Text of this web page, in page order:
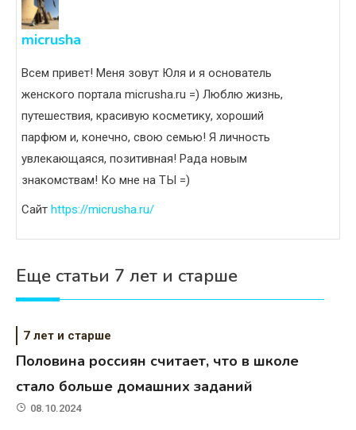
micrusha
Всем привет! Меня зовут Юля и я основатель
женского портала micrusha.ru =) Люблю жизнь,
путешествия, красивую косметику, хороший
парфюм и, конечно, свою семью! Я личность
увлекающаяся, позитивная! Рада новым
знакомствам! Ко мне на ТЫ =)
Сайт https://micrusha.ru/
Еще статьи 7 лет и старше
7 лет и старше
Половина россиян считает, что в школе
стало больше домашних заданий
08.10.2024